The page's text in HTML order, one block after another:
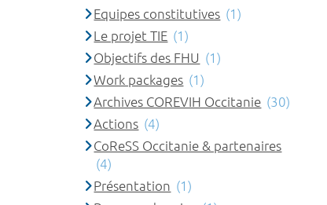
Equipes constitutives (1)
Le projet TIE (1)
Objectifs des FHU (1)
Work packages (1)
Archives COREVIH Occitanie (30)
Actions (4)
CoReSS Occitanie & partenaires
(4)
Présentation (1)